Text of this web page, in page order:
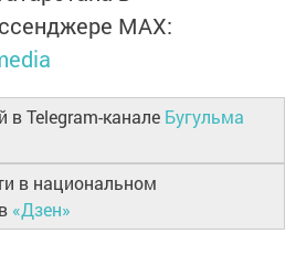
MАХ:
Telegram-канале Бугульма
в национальном
«Дзен»